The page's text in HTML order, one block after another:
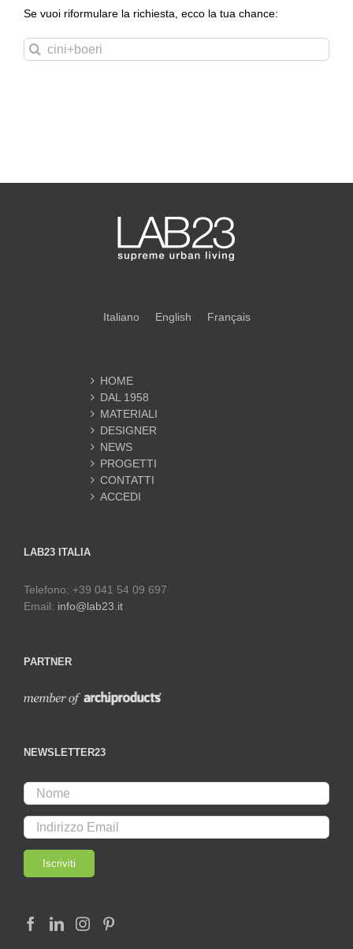
Se vuoi riformulare la richiesta, ecco la tua chance:
Cerca
per:
Italiano English Français
HOME
DAL 1958
MATERIALI
DESIGNER
NEWS
PROGETTI
CONTATTI
ACCEDI
LAB23 ITALIA
Telefono: +39 041 54 09 697
Email: info@lab23.it
PARTNER
NEWSLETTER23